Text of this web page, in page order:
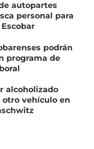
autopartes
personal para
podrán
programa de
alcoholizado
otro vehículo en